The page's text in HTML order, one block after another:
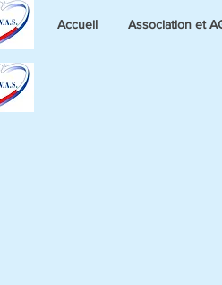
Accueil Association et